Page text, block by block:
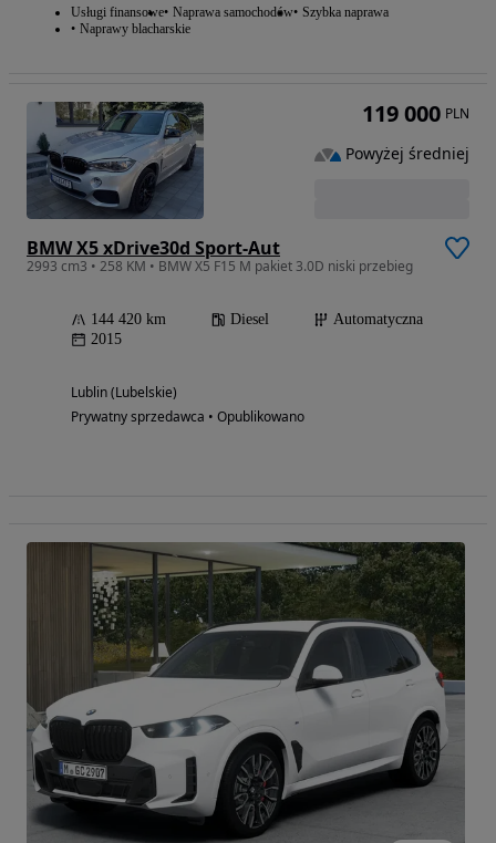
Usługi finansowe Naprawa samochodów Szybka naprawa
Naprawy blacharskie
BMW X5 xDrive30d Sport-Aut
2993 cm3 • 258 KM • BMW X5 F15 M pakiet 3.0D niski przebieg
144 420 km Diesel
Automatyczna
2015
Lublin (Lubelskie)
Prywatny sprzedawca • Opublikowano
119 000 PLN
Powyżej średniej